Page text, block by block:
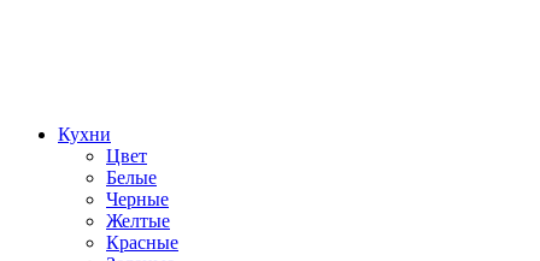
Кухни
Цвет
Белые
Черные
Желтые
Красные